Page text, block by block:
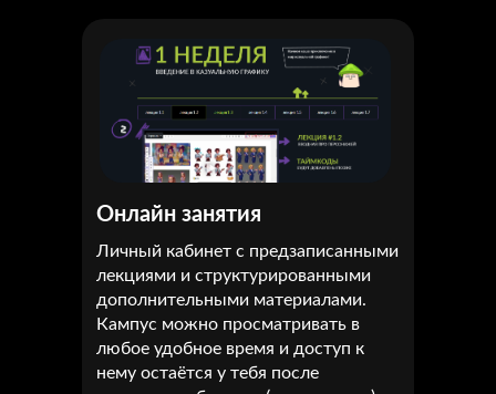
Личный кабинет с предзаписанными
лекциями и структурированными
дополнительными материалами.
Кампус можно просматривать в
любое удобное время и доступ к
нему остаётся у тебя после
Онлайн занятия